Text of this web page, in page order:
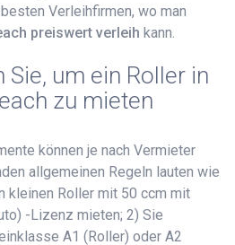
Verleihfirmen, wo man
preiswert verleih kann.
Sie, um ein Roller in
zu mieten
können je nach Vermieter
allgemeinen Regeln lauten wie
kleinen Roller mit 50 ccm mit
-Lizenz mieten; 2) Sie
A1 (Roller) oder A2